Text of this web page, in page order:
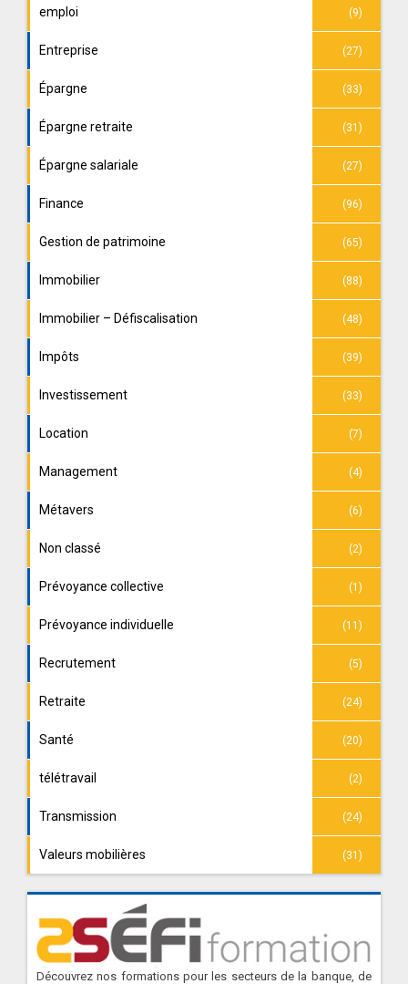
emploi (9)
Entreprise (27)
Épargne (33)
Épargne retraite (31)
Épargne salariale (27)
Finance (96)
Gestion de patrimoine (65)
Immobilier (88)
Immobilier – Défiscalisation (48)
Impôts (39)
Investissement (33)
Location (7)
Management (4)
Métavers (6)
Non classé (2)
Prévoyance collective (1)
Prévoyance individuelle (11)
Recrutement (5)
Retraite (24)
Santé (20)
télétravail (2)
Transmission (24)
Valeurs mobilières (31)
Découvrez nos formations pour les secteurs de la banque, de